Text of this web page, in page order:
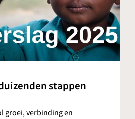
stappen
groei, verbinding en